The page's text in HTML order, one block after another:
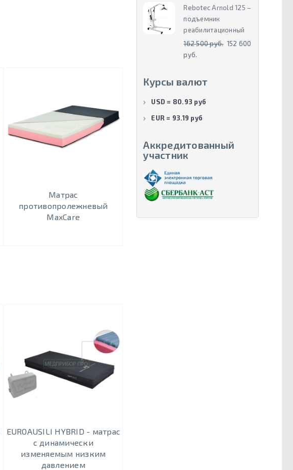
Матрас
противопролежневый
MaxCare
EUROAUSILI HYBRID - матрас
с динамически
изменяемым низким
давлением
Rebotec Arnold 125 –
подъемник
реабилитационный
162 500 руб. 152 600
руб.
Курсы валют
USD = 80.93 руб
EUR = 93.19 руб
Аккредитованный
участник